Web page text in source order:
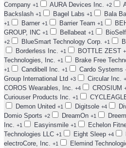
Company +1 AURA Devices Inc. +2
Backslash +1 Bagel Labs +1 Bala
+1 Barner +1 Barrier Team +1
GROUP, INC +1 Bellabeat +1
+2 BlueSmart Technology Corp. +1
Borderless Inc. +1 BOTTLE ZEST
Technologies, Inc. +1 Brake Free
+1 Candibell Inc. +1 Cardo Systems
Group International Ltd +3 Circular Inc.
COROS Wearables, Inc. +4 CROSIUM
Curiouser Products Inc. +1
Demon United +1 Digitsole +4
Domio Sports +2 DreamOn +1 Dreem
Inc. +1 Easyinsmile +1 Echelon
Technologies LLC +1 Eight Sleep +4
electroCore, Inc. +1 Elemind